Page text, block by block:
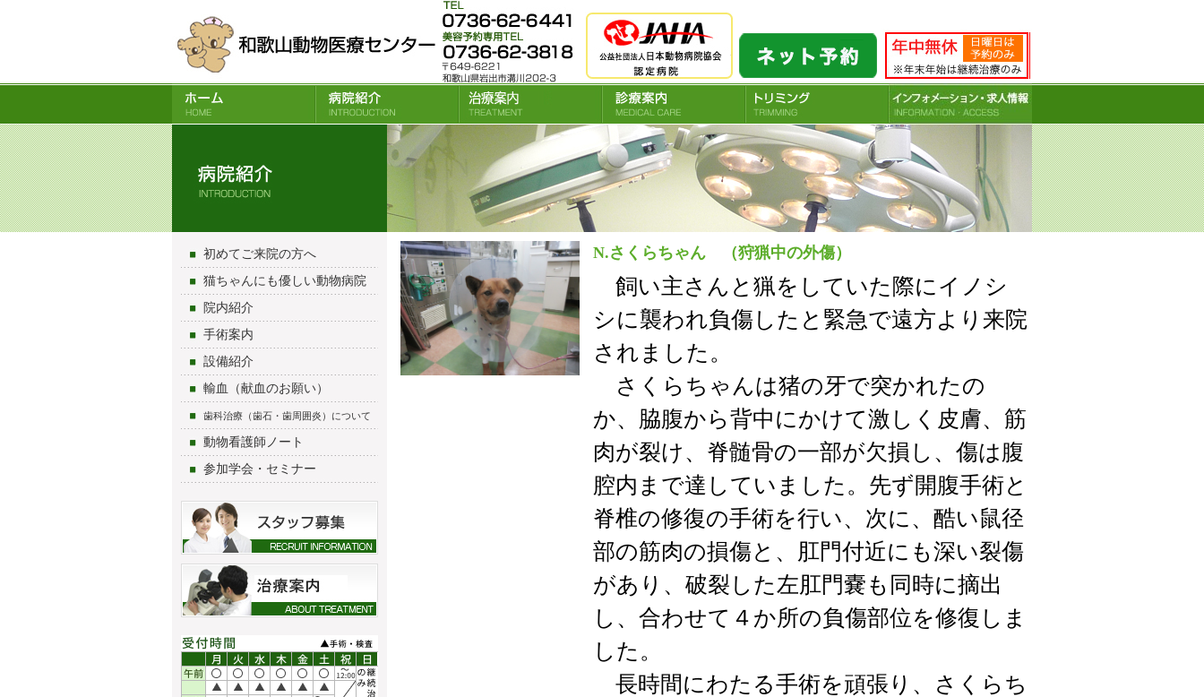
和歌山県岩出市の和歌山動物医療センターでは犬、猫、小動物の予防接種、去勢手術を行っています。
初めてご来院の方へ
猫ちゃんにも優しい動物病院
院内紹介
手術案内
設備紹介
輸血（献血のお願い）
歯科治療（歯石・歯周囲炎）について
動物看護師ノート
参加学会・セミナー
N.さくらちゃん （狩猟中の外傷）
飼い主さんと猟をしていた際にイノシ
シに襲われ負傷したと緊急で遠方より来院
されました。
さくらちゃんは猪の牙で突かれたの
か、脇腹から背中にかけて激しく皮膚、筋
肉が裂け、脊髄骨の一部が欠損し、傷は腹
腔内まで達していました。先ず開腹手術と
脊椎の修復の手術を行い、次に、酷い鼠径
部の筋肉の損傷と、肛門付近にも深い裂傷
があり、破裂した左肛門嚢も同時に摘出
し、合わせて４か所の負傷部位を修復しま
した。
長時間にわたる手術を頑張り、さくらち